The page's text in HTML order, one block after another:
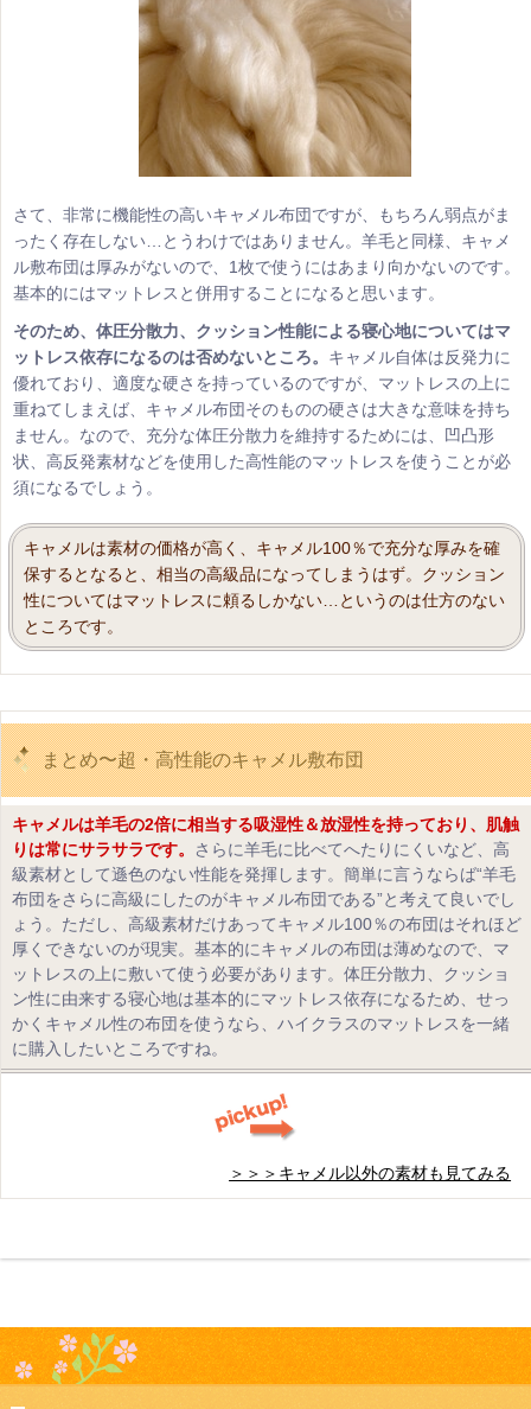
さて、非常に機能性の高いキャメル布団ですが、もちろん弱点がま
ったく存在しない…とうわけではありません。羊毛と同様、キャメ
ル敷布団は厚みがないので、1枚で使うにはあまり向かないのです。
基本的にはマットレスと併用することになると思います。
そのため、体圧分散力、クッション性能による寝心地についてはマ
ットレス依存になるのは否めないところ。 キャメル自体は反発力に
優れており、適度な硬さを持っているのですが、マットレスの上に
重ねてしまえば、キャメル布団そのものの硬さは大きな意味を持ち
ません。なので、充分な体圧分散力を維持するためには、凹凸形
状、高反発素材などを使用した高性能のマットレスを使うことが必
須になるでしょう。
キャメルは素材の価格が高く、キャメル100％で充分な厚みを確
保するとなると、相当の高級品になってしまうはず。クッション
性についてはマットレスに頼るしかない…というのは仕方のない
ところです。
まとめ〜超・高性能のキャメル敷布団
キャメルは羊毛の2倍に相当する吸湿性＆放湿性を持っており、肌触
りは常にサラサラです。
さらに羊毛に比べてへたりにくいなど、高
級素材として遜色のない性能を発揮します。簡単に言うならば“羊毛
布団をさらに高級にしたのがキャメル布団である”と考えて良いでし
ょう。ただし、高級素材だけあってキャメル100％の布団はそれほど
厚くできないのが現実。基本的にキャメルの布団は薄めなので、マ
ットレスの上に敷いて使う必要があります。体圧分散力、クッショ
ン性に由来する寝心地は基本的にマットレス依存になるため、せっ
かくキャメル性の布団を使うなら、ハイクラスのマットレスを一緒
に購入したいところですね。
＞＞＞キャメル以外の素材も見てみる